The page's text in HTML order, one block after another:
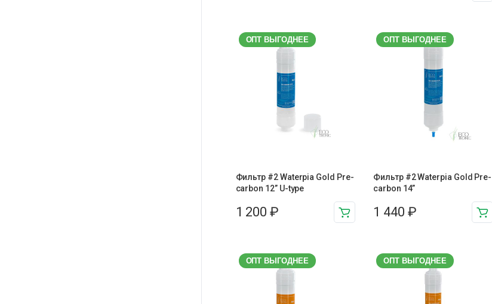
ОПТ ВЫГОДНЕЕ
Фильтр #2 Waterpia Gold Pre-
carbon 12” U-type
1 200₽
ОПТ ВЫГОДНЕЕ
Фильтр #2 Waterpia Gold Pre-
carbon 14”
1 440 ₽
ОПТ ВЫГОДНЕЕ ОПТ ВЫГОДНЕЕ